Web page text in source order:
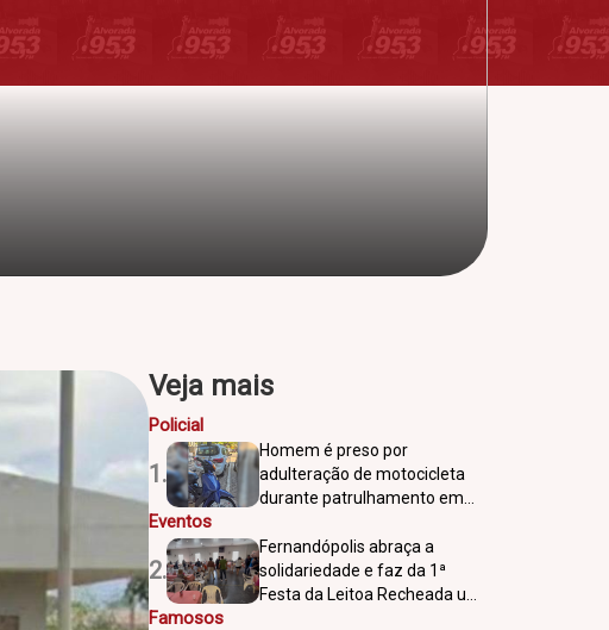
Veja mais
Policial
1.
Homem é preso por
adulteração de motocicleta
durante patrulhamento em
Eventos
2.
Fernandópolis abraça a
solidariedade e faz da 1ª
Festa da Leitoa Recheada um
Famosos